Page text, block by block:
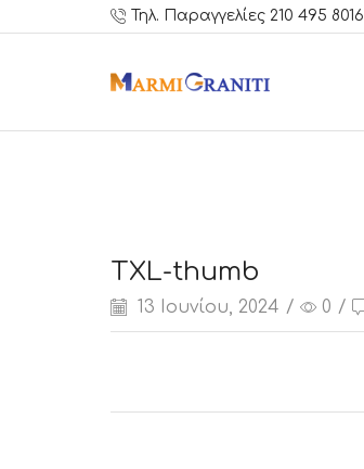
Τηλ. Παραγγελίες 210 495 8016
TXL-thumb
13 Ιουνίου, 2024 / 0 /